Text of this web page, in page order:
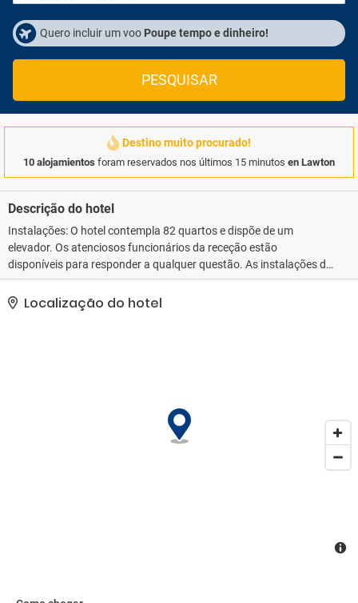
Quero incluir um voo Poupe tempo e dinheiro!
PESQUISAR
Destino muito procurado!
10 alojamientos foram reservados nos últimos 15 minutos en Lawton
Descrição do hotel
Instalações: O hotel contempla 82 quartos e dispõe de um
elevador. Os atenciosos funcionários da receção estão
disponíveis para responder a qualquer questão. As instalações do
estabelecimento incluem um cofre, uma caixa multibanco e uma
máquina de bebidas. Os hóspedes podem conectar-se à internet
via wi-fi. O alojamento conta com uma série de instalações e
uma lavandaria automática. O centro de negócios dispõe de uma
máquina de fax, facilitando as atividades empresariais.
Localização do hotel